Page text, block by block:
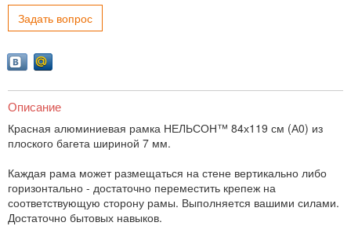
Задать вопрос
Описание
Красная алюминиевая рамка НЕЛЬСОН™ 84х119 см (А0) из
плоского багета шириной 7 мм.
Каждая рама может размещаться на стене вертикально либо
горизонтально - достаточно переместить крепеж на
соответствующую сторону рамы. Выполняется вашими силами.
Достаточно бытовых навыков.